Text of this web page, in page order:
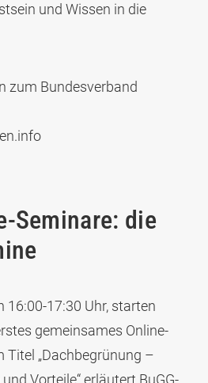
und Wissen in die
zum Bundesverband
Seminare: die
16:00-17:30 Uhr, starten
gemeinsames Online-
Titel „Dachbegrünung –
Vorteile“ erläutert BuGG-